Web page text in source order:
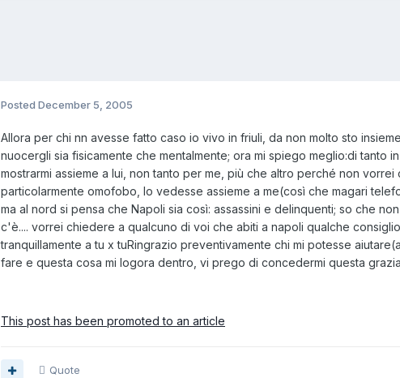
Posted December 5, 2005
Allora per chi nn avesse fatto caso io vivo in friuli, da non molto sto
nuocergli sia fisicamente che mentalmente; ora mi spiego meglio:di
mostrarmi assieme a lui, non tanto per me, più che altro perché non
particolarmente omofobo, lo vedesse assieme a me(così che magari
ma al nord si pensa che Napoli sia così: assassini e delinquenti; so che
c'è.... vorrei chiedere a qualcuno di voi che abiti a napoli qualche
tranquillamente a tu x tuRingrazio preventivamente chi mi potesse
fare e questa cosa mi logora dentro, vi prego di concedermi questa
This post has been promoted to an article
Quote